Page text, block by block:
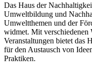
Das Haus der
Umweltbildung und
Umweltthemen und der
widmet. Mit verschiedenen
Veranstaltungen bietet das
für den Austausch von
Praktiken.